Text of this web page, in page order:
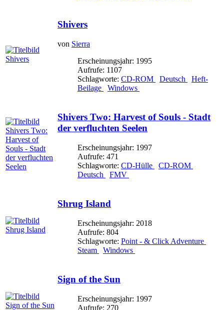
Shivers
von Sierra
Erscheinungsjahr: 1995
Aufrufe: 1107
Schlagworte: CD-ROM Deutsch
Heft-
Beilage
Windows
Shivers Two: Harvest of Souls - Stadt
der verfluchten Seelen
Erscheinungsjahr: 1997
Aufrufe: 471
Schlagworte: CD-Hülle
CD-ROM
Deutsch
FMV
Shrug Island
Erscheinungsjahr: 2018
Aufrufe: 804
Schlagworte: Point - & Click Adventure
Steam
Windows
Sign of the Sun
Erscheinungsjahr: 1997
Aufrufe: 270